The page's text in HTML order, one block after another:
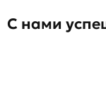
С нами